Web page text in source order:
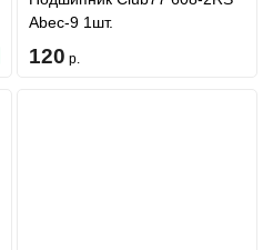
Abec-9 1шт.
120 р.